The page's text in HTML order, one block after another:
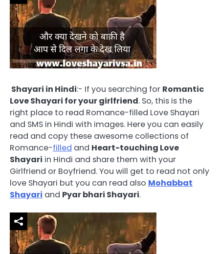
Shayari in Hindi:- If you searching for Romantic
Love Shayari for your girlfriend. So, this is the
right place to read Romance-filled Love Shayari
and SMS in Hindi with images. Here you can easily
read and copy these awesome collections of
Romance-filled and Heart-touching Love
Shayari in Hindi and share them with your
Girlfriend or Boyfriend. You will get to read not only
love Shayari but you can read also Mohabbat
Shayari and Pyar bhari Shayari.